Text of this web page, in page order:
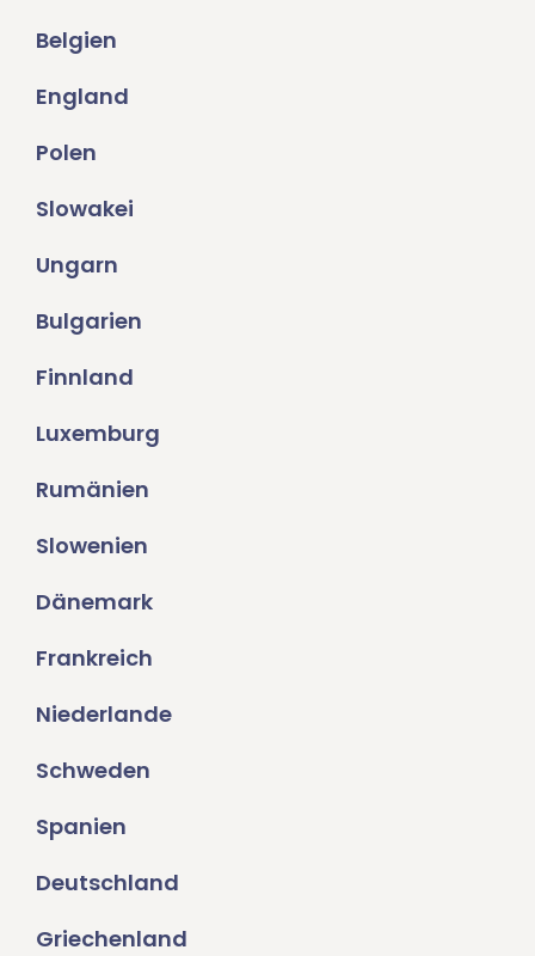
Belgien
England
Polen
Slowakei
Ungarn
Bulgarien
Finnland
Luxemburg
Rumänien
Slowenien
Dänemark
Frankreich
Niederlande
Schweden
Spanien
Deutschland
Griechenland